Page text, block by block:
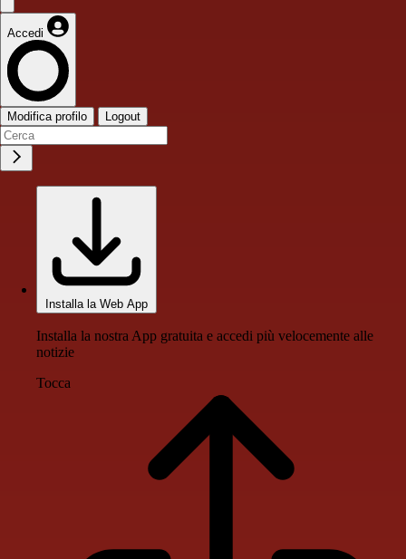
Accedi
Modifica profilo Logout
Installa la Web App
Installa la nostra App gratuita e accedi più velocemente alle
notizie
Tocca